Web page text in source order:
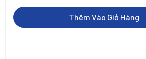
Thêm Vào Giỏ Hàng